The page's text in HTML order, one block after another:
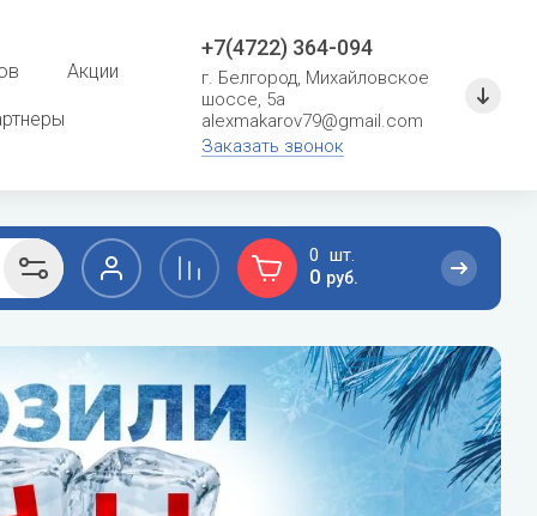
Акции
+7(4722) 364-094
г. Белгород, Михайловское
шоссе, 5а
alexmakarov79@gmail.com
Заказать звонок
Расходные материалы для систем
кондиционирования
Кронштейны и металлоконструкции
Фреон
Ferroli
Fondital
Fujitsu
G
General
General Climate
0
0 руб.